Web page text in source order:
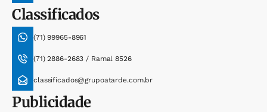
Classificados
(71) 99965-8961
(71) 2886-2683 / Ramal 8526
classificados@grupoatarde.com.br
Publicidade